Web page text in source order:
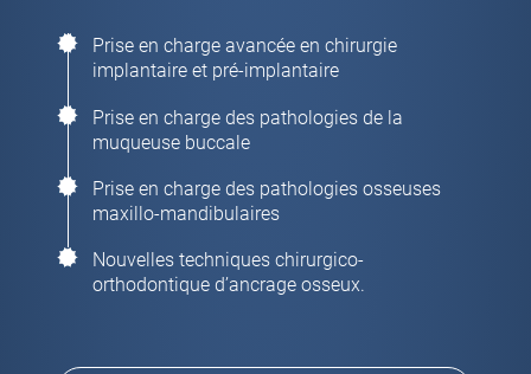
Prise en charge avancée en chirurgie
implantaire et pré-implantaire
Prise en charge des pathologies de la
muqueuse buccale
Prise en charge des pathologies osseuses
maxillo-mandibulaires
Nouvelles techniques chirurgico-
orthodontique d’ancrage osseux.